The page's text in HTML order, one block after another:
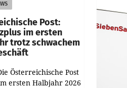
Post:
im ersten
trotz schwachem
Österreichische Post
ersten Halbjahr 2026